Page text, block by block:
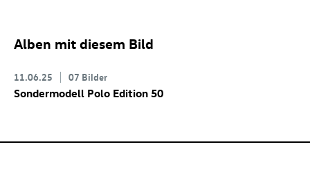
Alben mit diesem Bild
11.06.25 07 Bilder
Sondermodell Polo Edition 50